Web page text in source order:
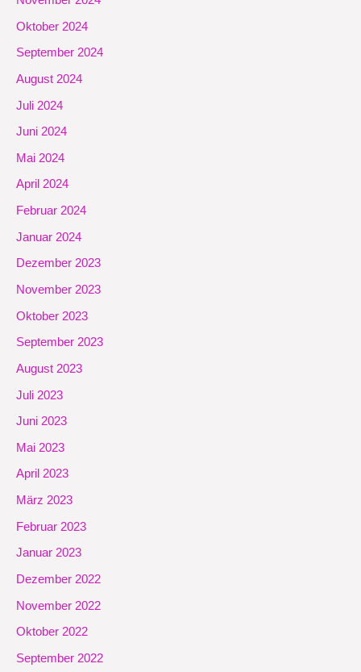
Oktober 2024
September 2024
August 2024
Juli 2024
Juni 2024
Mai 2024
April 2024
Februar 2024
Januar 2024
Dezember 2023
November 2023
Oktober 2023
September 2023
August 2023
Juli 2023
Juni 2023
Mai 2023
April 2023
März 2023
Februar 2023
Januar 2023
Dezember 2022
November 2022
Oktober 2022
September 2022